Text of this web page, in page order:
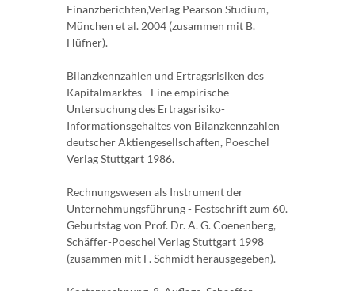
Finanzberichten,Verlag Pearson Studium,
München et al. 2004 (zusammen mit B.
Hüfner).
Bilanzkennzahlen und Ertragsrisiken des
Kapitalmarktes - Eine empirische
Untersuchung des Ertragsrisiko-
Informationsgehaltes von Bilanzkennzahlen
deutscher Aktiengesellschaften, Poeschel
Verlag Stuttgart 1986.
Rechnungswesen als Instrument der
Unternehmungsführung - Festschrift zum 60.
Geburtstag von Prof. Dr. A. G. Coenenberg,
Schäffer-Poeschel Verlag Stuttgart 1998
(zusammen mit F. Schmidt herausgegeben).